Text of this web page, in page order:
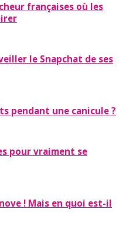
françaises où les
le Snapchat de ses
pendant une canicule ?
pour vraiment se
! Mais en quoi est-il